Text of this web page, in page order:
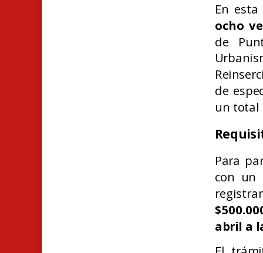
En
ocho
de
de
un
Para
con un
abril a